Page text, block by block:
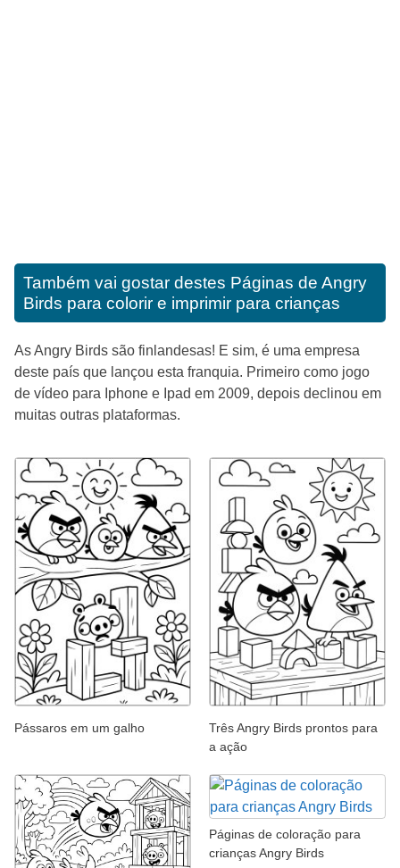
Também vai gostar destes Páginas de Angry
Birds para colorir e imprimir para crianças
As Angry Birds são finlandesas! E sim, é uma empresa
deste país que lançou esta franquia. Primeiro como jogo
de vídeo para Iphone e Ipad em 2009, depois declinou em
muitas outras plataformas.
Pássaros em um galho
Três Angry Birds prontos para
a ação
Páginas de coloração para
crianças Angry Birds